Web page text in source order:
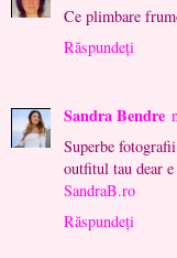
Ce plimbare
Răspundeți
Sandra Bendre
Superbe
outfitul tau dear
SandraB.ro
Răspundeți